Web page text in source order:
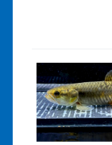
前に久しぶり